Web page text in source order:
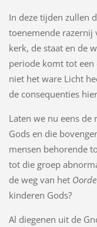
In deze tijden zullen
toenemende razernij
kerk, de staat en de
periode komt tot
niet het ware Licht
de consequenties
Laten we nu eens
Gods en die
mensen behorende
tot die groep
de weg van het
kinderen Gods?
Al diegenen uit de